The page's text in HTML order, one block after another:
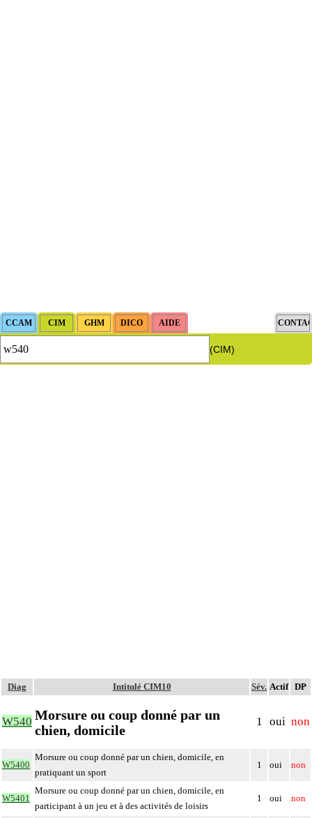
(CIM)
Diag Intitulé CIM10 Sév. Actif DP
W540 Morsure ou coup donné par un
chien, domicile
1 oui non
W5400
Morsure ou coup donné par un chien, domicile, en
pratiquant un sport
1 oui non
W5401
Morsure ou coup donné par un chien, domicile, en
participant à un jeu et à des activités de loisirs
1 oui non